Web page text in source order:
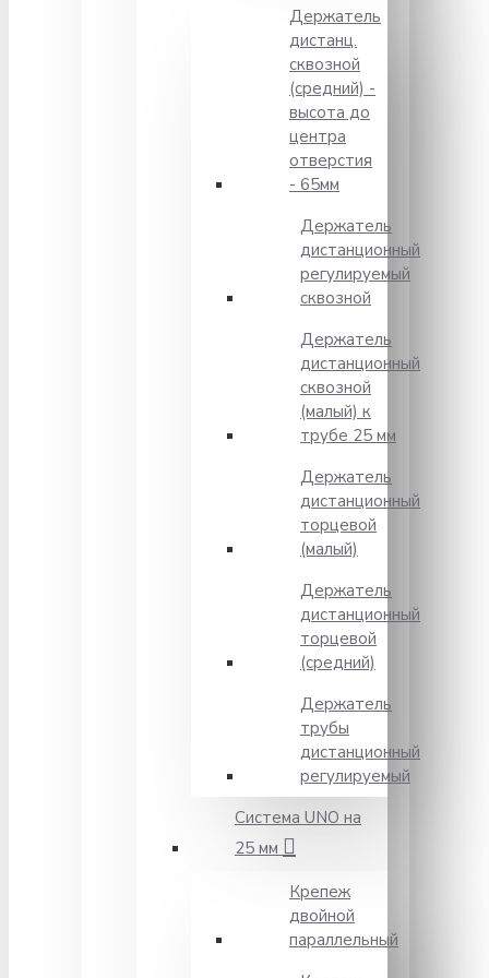
Держатель
дистанц.
сквозной
(средний) -
высота до
центра
отверстия
- 65мм
Держатель
дистанционный
регулируемый
сквозной
Держатель
дистанционный
сквозной
(малый) к
трубе 25 мм
Держатель
дистанционный
торцевой
(малый)
Держатель
дистанционный
торцевой
(средний)
Держатель
трубы
дистанционный
регулируемый
Система UNO на
25 мм
Крепеж
двойной
параллельный